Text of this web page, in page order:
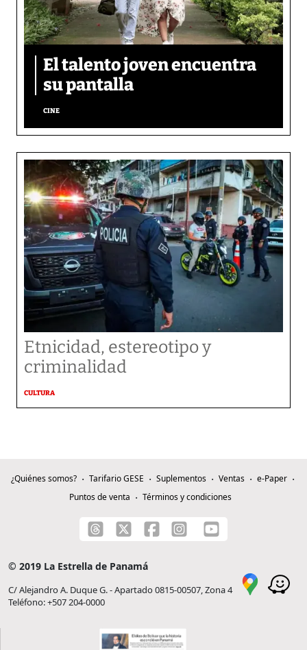
El talento joven encuentra
su pantalla​
CINE
Etnicidad, estereotipo y
criminalidad
CULTURA
¿Quiénes somos? Tarifario GESE Suplementos Ventas
e-Paper
Puntos de venta
Términos y condiciones
© 2019 La Estrella de Panamá
C/ Alejandro A. Duque G. - Apartado 0815-00507, Zona 4
Teléfono: +507 204-0000